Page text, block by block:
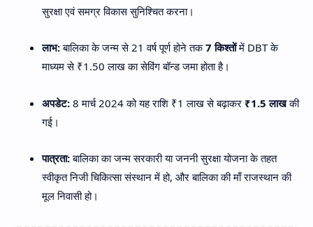
सुरक्षा एवं समग्र विकास सुनिश्चित करना।
लाभ:बालिका के जन्म से 21 वर्ष पूर्ण होने तक7 किश्तोंमें DBT के
माध्यम से ₹1.50 लाख का सेविंग बॉन्ड जमा होता है।
अपडेट: 8 मार्च 2024 को यह राशि ₹1 लाख से बढ़ाकर ₹1.5 लाखकी
गई।
पात्रता:बालिका का जन्म सरकारी या जननी सुरक्षा योजना के तहत
स्वीकृत निजी चिकित्सा संस्थान में हो, और बालिका की माँ राजस्थान की
मूल निवासी हो।